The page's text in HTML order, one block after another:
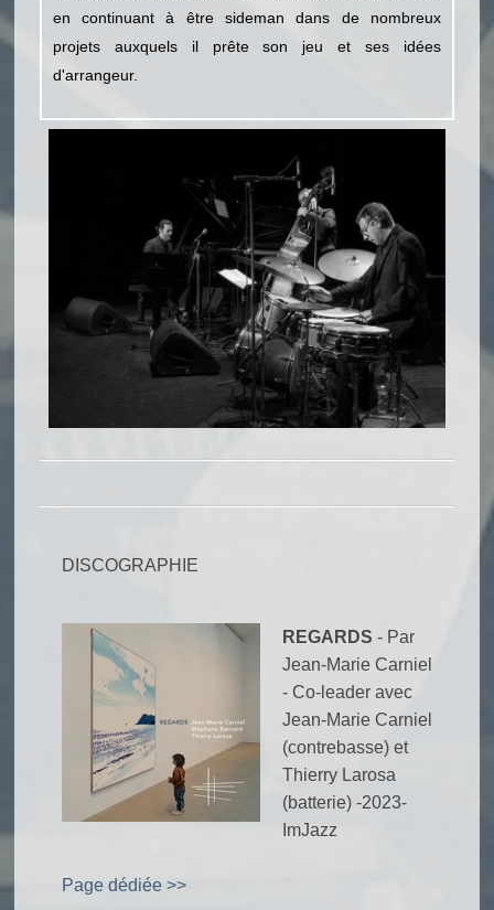
en continuant à être sideman dans de nombreux
projets auxquels il prête son jeu et ses idées
d'arrangeur.
DISCOGRAPHIE
REGARDS - Par
Jean-Marie Carniel
- Co-leader avec
Jean-Marie Carniel
(contrebasse) et
Thierry Larosa
(batterie) -2023-
ImJazz
Page dédiée >>